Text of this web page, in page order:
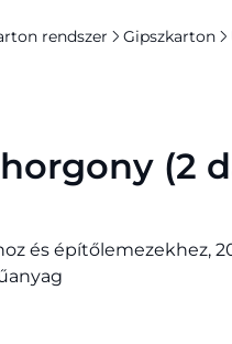
rendszer Gipszkarton
(2
és építőlemezekhez,